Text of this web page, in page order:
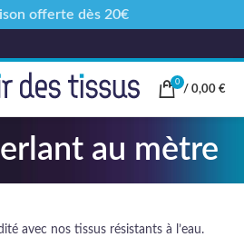
0
/ 0,00 €
au mètre
avec nos tissus résistants à l’eau.
offerte dès 20€